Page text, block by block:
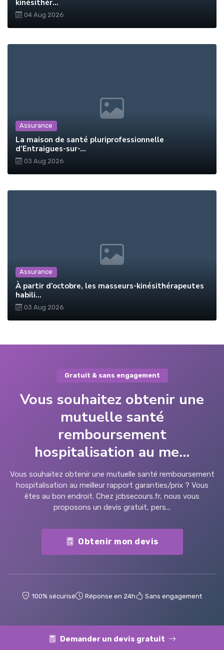
kinésithér...
04 Aug 2026
Assurance
La maison de santé pluriprofessionnelle
d’Entraigues-sur-...
03 Aug 2026
Assurance
À partir d’octobre, les masseurs-kinésithérapeutes
habili...
03 Aug 2026
Gratuit & sans engagement
Vous souhaitez obtenir une
mutuelle santé
remboursement
hospitalisation au me...
Vous souhaitez obtenir une mutuelle santé remboursement
hospitalisation au meilleur rapport garanties/prix ? Vous
êtes au bon endroit. Chez jcbsecours.fr, nous vous
proposons un devis gratuit, pers...
Obtenir mon devis
100% sécurisé Réponse en 24h Sans engagement
Demander un devis gratuit